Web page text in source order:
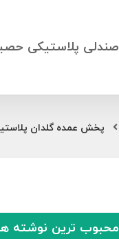
صندلی پلاستیکی
پخش عمده گلدان
محبوب ترین نوشته